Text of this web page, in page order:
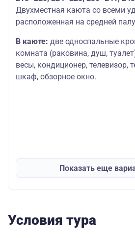
Двухместная каюта со всеми
расположенная на средней
В каюте: две односпальные
комната (раковина, душ,
весы, кондиционер, телевизор,
шкаф, обзорное окно.
Показать еще
Условия тура